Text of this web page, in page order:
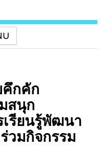
คึกคัก
สนุก
เรียนรู้พัฒนา
วมกิจกรรม